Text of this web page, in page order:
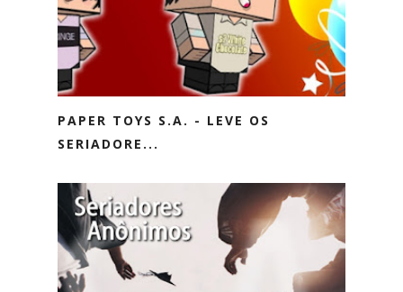
PAPER TOYS S.A. - LEVE OS
SERIADORE...